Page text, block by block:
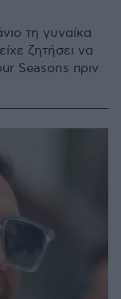
τη γυναίκα
ζητήσει να
Seasons πριν